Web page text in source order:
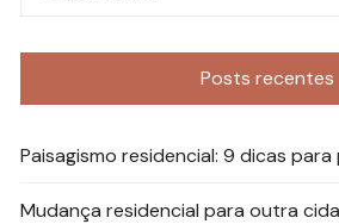
Posts recentes
Paisagismo residencial: 9 dicas para
Mudança residencial para outra